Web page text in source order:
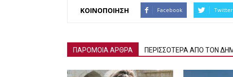
ΚΟΙΝΟΠΟΙΗΣΗ Facebook Twitter
ΠΑΡΟΜΟΙΑ ΑΡΘΡΑ ΠΕΡΙΣΣΟΤΕΡΑ ΑΠΟ ΤΟΝ